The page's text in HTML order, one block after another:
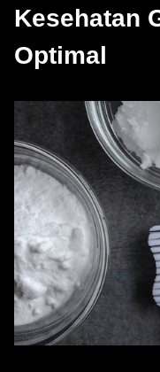
Kesehatan
Optimal